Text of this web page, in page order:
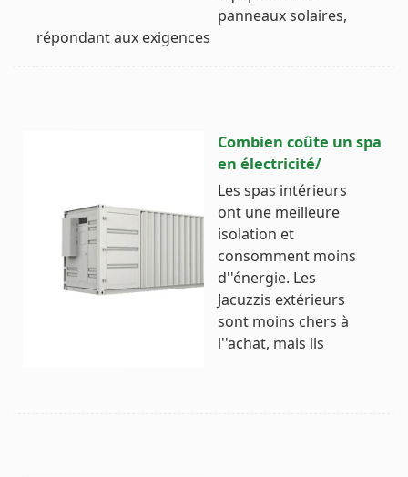
panneaux solaires,
répondant aux exigences
Combien coûte un spa
en électricité/
Les spas intérieurs
ont une meilleure
isolation et
consomment moins
d''énergie. Les
Jacuzzis extérieurs
sont moins chers à
l''achat, mais ils